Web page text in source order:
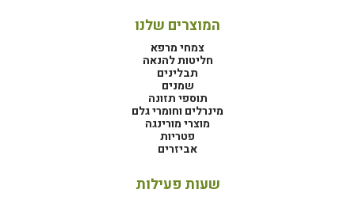
המוצרים שלנו
צמחי מרפא
חליטות להנאה
תבלינים
שמנים
תוספי תזונה
מינרלים וחומרי גלם
מוצרי מורינגה
פטריות
אביזרים
שעות פעילות